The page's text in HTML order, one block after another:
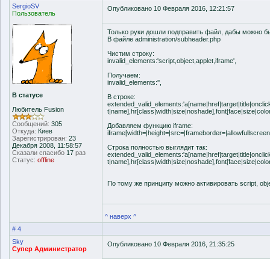
SergioSV
Пользователь
В статусе
Любитель Fusion
Сообщений: 305
Откуда: Киев
Зарегистрирован: 23
Декабря 2008, 11:58:57
Сказали спасибо 17 раз
Статус: offline
Опубликовано 10 Февраля 2016, 12:21:57
Только руки дошли подправить файл, дабы можно
В файле administration/subheader.php
Чистим строку:
invalid_elements:'script,object,applet,iframe',
Получаем:
invalid_elements:'',
В строке:
Добавляем функцию iframe:
Строка полностью выглядит так:
По тому же принципу можно активировать script,
^ наверх ^
# 4
Sky
Супер Администратор
Опубликовано 10 Февраля 2016, 21:35:25